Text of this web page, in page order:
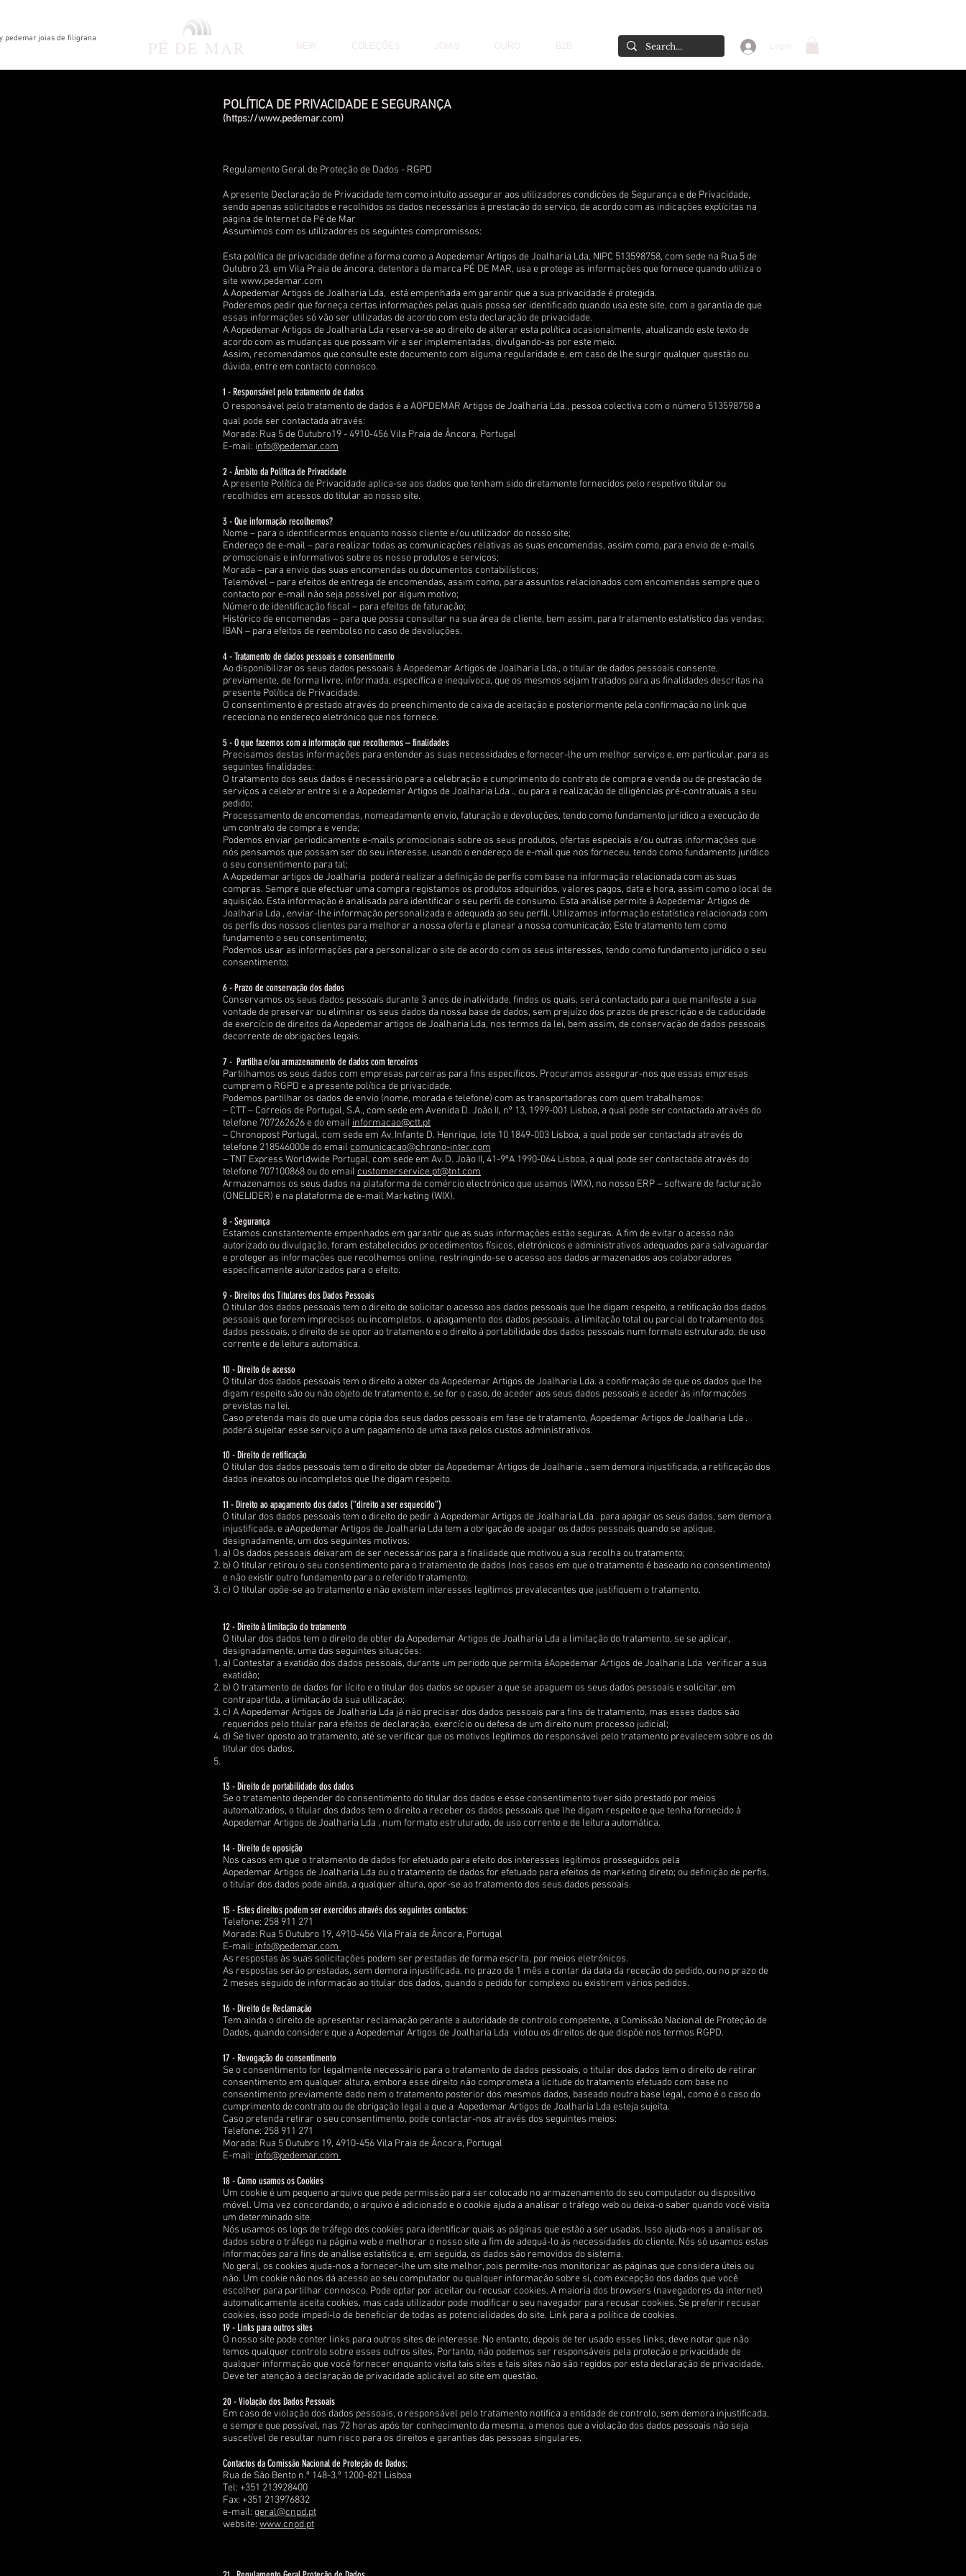
pedemar joias de filigrana PÉ DE MAR NEW COLEÇÕES JOIAS OURO B2B Login
POLÍTICA DE PRIVACIDADE E SEGURANÇA
(https://www.pedemar.com)
Regulamento Geral de Proteção de Dados - RGPD
A presente Declaração de Privacidade tem como intuito assegurar aos utilizadores condições de Segurança e de Privacidade,
sendo apenas solicitados e recolhidos os dados necessários à prestação do serviço, de acordo com as indicações explícitas na
página de Internet da Pé de Mar
Assumimos com os utilizadores os seguintes compromissos:
Esta política de privacidade define a forma como a Aopedemar Artigos de Joalharia Lda, NIPC 513598758, com sede na Rua 5 de
Outubro 23, em Vila Praia de âncora, detentora da marca PÉ DE MAR, usa e protege as informações que fornece quando utiliza o
sitewww.pedemar.com
A Aopedemar Artigos de Joalharia Lda, está empenhada em garantir que a sua privacidade é protegida.
Poderemos pedir que forneça certas informações pelas quais possa ser identificado quando usa este site, com a garantia de que
essas informações só vão ser utilizadas de acordo com esta declaração de privacidade.
A Aopedemar Artigos de Joalharia Lda reserva-se ao direito de alterar esta política ocasionalmente, atualizando este texto de
acordo com as mudanças que possam vir a ser implementadas, divulgando-as por este meio.
Assim, recomendamos que consulte este documento com alguma regularidade e, em caso de lhe surgir qualquer questão ou
dúvida, entre em contacto connosco.
1 - Responsável pelo tratamento de dados
O responsável pelo tratamento de dados é a AOPDEMAR Artigos de Joalharia Lda., pessoa colectiva com o número 513598758 a
qual pode ser contactada através:
Morada: Rua 5 de Outubro19 - 4910-456 Vila Praia de Âncora, Portugal
E-mail: info@pedemar.com
2 - Âmbito da Política de Privacidade
A presente Política de Privacidade aplica-se aos dados que tenham sido diretamente fornecidos pelo respetivo titular ou
recolhidos em acessos do titular ao nosso site.
3 - Que informação recolhemos?
Nome – para o identificarmos enquanto nosso cliente e/ou utilizador do nosso site;
Endereço de e-mail – para realizar todas as comunicações relativas as suas encomendas, assim como, para envio de e-mails
promocionais e informativos sobre os nosso produtos e serviços;
Morada – para envio das suas encomendas ou documentos contabilísticos;
Telemóvel – para efeitos de entrega de encomendas, assim como, para assuntos relacionados com encomendas sempre que o
contacto por e-mail não seja possível por algum motivo;
Número de identificação fiscal – para efeitos de faturação;
Histórico de encomendas – para que possa consultar na sua área de cliente, bem assim, para tratamento estatístico das vendas;
IBAN – para efeitos de reembolso no caso de devoluções.
4 - Tratamento de dados pessoais e consentimento
Ao disponibilizar os seus dados pessoais à Aopedemar Artigos de Joalharia Lda., o titular de dados pessoais consente,
previamente, de forma livre, informada, específica e inequívoca, que os mesmos sejam tratados para as finalidades descritas na
presente Política de Privacidade.
O consentimento é prestado através do preenchimento de caixa de aceitação e posteriormente pela confirmação no link que
receciona no endereço eletrónico que nos fornece.
5 - O que fazemos com a informação que recolhemos – finalidades
Precisamos destas informações para entender as suas necessidades e fornecer-lhe um melhor serviço e, em particular, para as
seguintes finalidades:
O tratamento dos seus dados é necessário para a celebração e cumprimento do contrato de compra e venda ou de prestação de
serviços a celebrar entre si e a Aopedemar Artigos de Joalharia Lda ., ou para a realização de diligências pré-contratuais a seu
pedido;
Processamento de encomendas, nomeadamente envio, faturação e devoluções, tendo como fundamento jurídico a execução de
um contrato de compra e venda;
Podemos enviar periodicamente e-mails promocionais sobre os seus produtos, ofertas especiais e/ou outras informações que
nós pensamos que possam ser do seu interesse, usando o endereço de e-mail que nos forneceu, tendo como fundamento jurídico
o seu consentimento para tal;
A Aopedemar artigos de Joalharia poderá realizar a definição de perfis com base na informação relacionada com as suas
compras. Sempre que efectuar uma compra registamos os produtos adquiridos, valores pagos, data e hora, assim como o local de
aquisição. Esta informação é analisada para identificar o seu perfil de consumo. Esta análise permite à Aopedemar Artigos de
Joalharia Lda , enviar-lhe informação personalizada e adequada ao seu perfil. Utilizamos informação estatística relacionada com
os perfis dos nossos clientes para melhorar a nossa oferta e planear a nossa comunicação; Este tratamento tem como
fundamento o seu consentimento;
Podemos usar as informações para personalizar o site de acordo com os seus interesses, tendo como fundamento jurídico o seu
consentimento;
6 - Prazo de conservação dos dados
Conservamos os seus dados pessoais durante 3 anos de inatividade, findos os quais, será contactado para que manifeste a sua
vontade de preservar ou eliminar os seus dados da nossa base de dados, sem prejuízo dos prazos de prescrição e de caducidade
de exercício de direitos da Aopedemar artigos de Joalharia Lda, nos termos da lei, bem assim, de conservação de dados pessoais
decorrente de obrigações legais.
7 - Partilha e/ou armazenamento de dados com terceiros
Partilhamos os seus dados com empresas parceiras para fins específicos. Procuramos assegurar-nos que essas empresas
cumprem o RGPD e a presente política de privacidade.
Podemos partilhar os dados de envio (nome, morada e telefone) com as transportadoras com quem trabalhamos:
– CTT – Correios de Portugal, S.A., com sede em Avenida D. João II, nº 13, 1999-001 Lisboa, a qual pode ser contactada através do
telefone 707262626 e do email informacao@ctt.pt
– Chronopost Portugal, com sede em Av. Infante D. Henrique, lote 10 1849-003 Lisboa, a qual pode ser contactada através do
telefone 218546000e do email comunicacao@chrono-inter.com
– TNT Express Worldwide Portugal, com sede em Av. D. João II, 41-9ºA 1990-064 Lisboa, a qual pode ser contactada através do
telefone 707100868 ou do email customerservice.pt@tnt.com
Armazenamos os seus dados na plataforma de comércio electrónico que usamos (WIX), no nosso ERP – software de facturação
(ONELIDER) e na plataforma de e-mail Marketing (WIX).
8 - Segurança
Estamos constantemente empenhados em garantir que as suas informações estão seguras. A fim de evitar o acesso não
autorizado ou divulgação, foram estabelecidos procedimentos físicos, eletrónicos e administrativos adequados para salvaguardar
e proteger as informações que recolhemos online, restringindo-se o acesso aos dados armazenados aos colaboradores
especificamente autorizados para o efeito.
9 - Direitos dos Titulares dos Dados Pessoais
O titular dos dados pessoais tem o direito de solicitar o acesso aos dados pessoais que lhe digam respeito, a retificação dos dados
pessoais que forem imprecisos ou incompletos, o apagamento dos dados pessoais, a limitação total ou parcial do tratamento dos
dados pessoais, o direito de se opor ao tratamento e o direito à portabilidade dos dados pessoais num formato estruturado, de uso
corrente e de leitura automática.
10 - Direito de acesso
O titular dos dados pessoais tem o direito a obter da Aopedemar Artigos de Joalharia Lda. a confirmação de que os dados que lhe
digam respeito são ou não objeto de tratamento e, se for o caso, de aceder aos seus dados pessoais e aceder às informações
previstas na lei.
Caso pretenda mais do que uma cópia dos seus dados pessoais em fase de tratamento, Aopedemar Artigos de Joalharia Lda .
poderá sujeitar esse serviço a um pagamento de uma taxa pelos custos administrativos.
10 - Direito de retificação
O titular dos dados pessoais tem o direito de obter da Aopedemar Artigos de Joalharia ., sem demora injustificada, a retificação dos
dados inexatos ou incompletos que lhe digam respeito.
11 - Direito ao apagamento dos dados (“direito a ser esquecido”)
O titular dos dados pessoais tem o direito de pedir à Aopedemar Artigos de Joalharia Lda . para apagar os seus dados, sem demora
injustificada, e aAopedemar Artigos de Joalharia Lda tem a obrigação de apagar os dados pessoais quando se aplique,
designadamente, um dos seguintes motivos:
a) Os dados pessoais deixaram de ser necessários para a finalidade que motivou a sua recolha ou tratamento;
b) O titular retirou o seu consentimento para o tratamento de dados (nos casos em que o tratamento é baseado no consentimento)
e não existir outro fundamento para o referido tratamento;
c) O titular opõe-se ao tratamento e não existem interesses legítimos prevalecentes que justifiquem o tratamento.
12 - Direito à limitação do tratamento
O titular dos dados tem o direito de obter da Aopedemar Artigos de Joalharia Lda a limitação do tratamento, se se aplicar,
designadamente, uma das seguintes situações:
a) Contestar a exatidão dos dados pessoais, durante um período que permita àAopedemar Artigos de Joalharia Lda verificar a sua
exatidão;
b) O tratamento de dados for lícito e o titular dos dados se opuser a que se apaguem os seus dados pessoais e solicitar, em
contrapartida, a limitação da sua utilização;
c) A Aopedemar Artigos de Joalharia Lda já não precisar dos dados pessoais para fins de tratamento, mas esses dados são
requeridos pelo titular para efeitos de declaração, exercício ou defesa de um direito num processo judicial;
d) Se tiver oposto ao tratamento, até se verificar que os motivos legítimos do responsável pelo tratamento prevalecem sobre os do
titular dos dados.
13 - Direito de portabilidade dos dados
Se o tratamento depender do consentimento do titular dos dados e esse consentimento tiver sido prestado por meios
automatizados, o titular dos dados tem o direito a receber os dados pessoais que lhe digam respeito e que tenha fornecido à
Aopedemar Artigos de Joalharia Lda , num formato estruturado, de uso corrente e de leitura automática.
14 - Direito de oposição
Nos casos em que o tratamento de dados for efetuado para efeito dos interesses legítimos prosseguidos pela
Aopedemar Artigos de Joalharia Lda ou o tratamento de dados for efetuado para efeitos de marketing direto; ou definição de perfis,
o titular dos dados pode ainda, a qualquer altura, opor-se ao tratamento dos seus dados pessoais.
15 - Estes direitos podem ser exercidos através dos seguintes contactos:
Telefone: 258 911 271
Morada: Rua 5 Outubro 19, 4910-456 Vila Praia de Âncora, Portugal
E-mail: info@pedemar.com
As respostas às suas solicitações podem ser prestadas de forma escrita, por meios eletrónicos.
As respostas serão prestadas, sem demora injustificada, no prazo de 1 mês a contar da data da receção do pedido, ou no prazo de
2 meses seguido de informação ao titular dos dados, quando o pedido for complexo ou existirem vários pedidos.
16 - Direito de Reclamação
Tem ainda o direito de apresentar reclamação perante a autoridade de controlo competente, a Comissão Nacional de Proteção de
Dados, quando considere que a Aopedemar Artigos de Joalharia Lda violou os direitos de que dispõe nos termos RGPD.
17 - Revogação do consentimento
Se o consentimento for legalmente necessário para o tratamento de dados pessoais, o titular dos dados tem o direito de retirar
consentimento em qualquer altura, embora esse direito não comprometa a licitude do tratamento efetuado com base no
consentimento previamente dado nem o tratamento posterior dos mesmos dados, baseado noutra base legal, como é o caso do
cumprimento de contrato ou de obrigação legal a que a Aopedemar Artigos de Joalharia Lda esteja sujeita.
Caso pretenda retirar o seu consentimento, pode contactar-nos através dos seguintes meios:
Telefone: 258 911 271
Morada: Rua 5 Outubro 19, 4910-456 Vila Praia de Âncora, Portugal
E-mail: info@pedemar.com
18 - Como usamos os Cookies
Um cookie é um pequeno arquivo que pede permissão para ser colocado no armazenamento do seu computador ou dispositivo
móvel. Uma vez concordando, o arquivo é adicionado e o cookie ajuda a analisar o tráfego web ou deixa-o saber quando você visita
um determinado site.
Nós usamos os logs de tráfego dos cookies para identificar quais as páginas que estão a ser usadas. Isso ajuda-nos a analisar os
dados sobre o tráfego na página web e melhorar o nosso site a fim de adequá-lo às necessidades do cliente. Nós só usamos estas
informações para fins de análise estatística e, em seguida, os dados são removidos do sistema.
No geral, os cookies ajuda-nos a fornecer-lhe um site melhor, pois permite-nos monitorizar as páginas que considera úteis ou
não. Um cookie não nos dá acesso ao seu computador ou qualquer informação sobre si, com excepção dos dados que você
escolher para partilhar connosco. Pode optar por aceitar ou recusar cookies. A maioria dos browsers (navegadores da internet)
automaticamente aceita cookies, mas cada utilizador pode modificar o seu navegador para recusar cookies. Se preferir recusar
cookies, isso pode impedi-lo de beneficiar de todas as potencialidades do site. Link para a política de cookies.
19 - Links para outros sites
O nosso site pode conter links para outros sites de interesse. No entanto, depois de ter usado esses links, deve notar que não
temos qualquer controlo sobre esses outros sites. Portanto, não podemos ser responsáveis pela proteção e privacidade de
qualquer informação que você fornecer enquanto visita tais sites e tais sites não são regidos por esta declaração de privacidade.
Deve ter atenção à declaração de privacidade aplicável ao site em questão.
20 - Violação dos Dados Pessoais
Em caso de violação dos dados pessoais, o responsável pelo tratamento notifica a entidade de controlo, sem demora injustificada,
e sempre que possível, nas 72 horas após ter conhecimento da mesma, a menos que a violação dos dados pessoais não seja
suscetível de resultar num risco para os direitos e garantias das pessoas singulares.
Contactos da Comissão Nacional de Proteção de Dados:
Rua de São Bento n.º 148-3.º 1200-821 Lisboa
Tel: +351 213928400
Fax: +351 213976832
e-mail: geral@cnpd.pt
website: www.cnpd.pt